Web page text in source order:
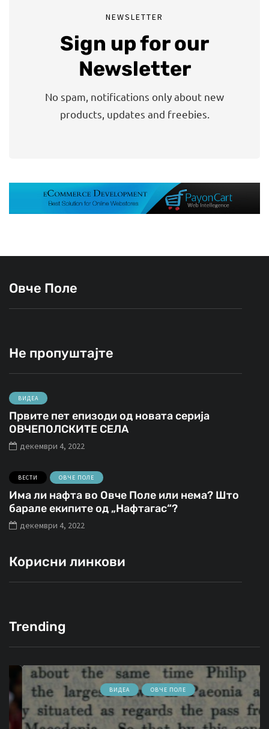
NEWSLETTER
Sign up for our
Newsletter
No spam, notifications only about new
products, updates and freebies.
Овче Поле
Не пропуштајте
ВИДЕА
Првите пет епизоди од новата серија
ОВЧЕПОЛСКИТЕ СЕЛА
декември 4, 2022
ВЕСТИ ОВЧЕ ПОЛЕ
Има ли нафта во Овче Поле или нема? Што
барале екипите од „Нафтагас“?
декември 4, 2022
Корисни линкови
Trending
ВИДЕА ОВЧЕ ПОЛЕ